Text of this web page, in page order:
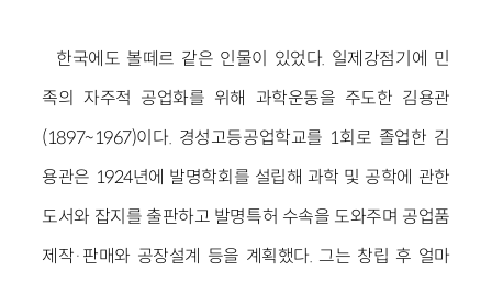
한국에도 볼떼르 같은 인물이 있었다. 일제강점기에 민
족의 자주적 공업화를 위해 과학운동을 주도한 김용관
(1897~1967)이다. 경성고등공업학교를 1회로 졸업한 김
용관은 1924년에 발명학회를 설립해 과학 및 공학에 관한
도서와 잡지를 출판하고 발명특허 수속을 도와주며 공업품
제작·판매와 공장설계 등을 계획했다. 그는 창립 후 얼마